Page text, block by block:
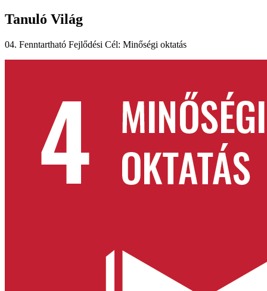
Tanuló Világ
04. Fenntartható Fejlődési Cél: Minőségi oktatás